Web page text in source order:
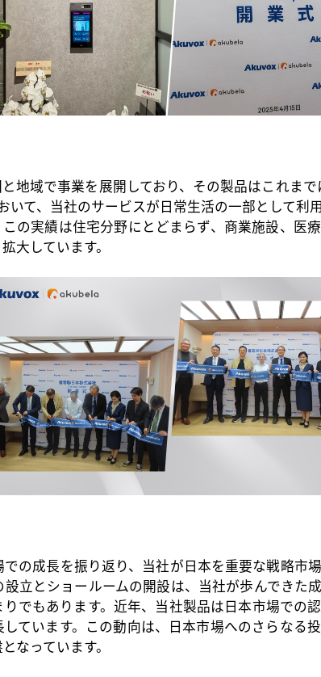
地域で事業を展開しており、その製品はこれま
いて、当社のサービスが日常生活の一部として利
の実績は住宅分野にとどまらず、商業施設、医
大しています。
の成長を振り返り、当社が日本を重要な戦略市
立とショールームの開設は、当社が歩んできた
でもあります。近年、当社製品は日本市場での
ています。この動向は、日本市場へのさらなる
なっています。